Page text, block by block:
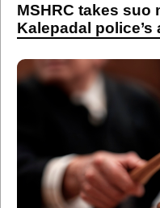
MSHRC takes
Kalepadal